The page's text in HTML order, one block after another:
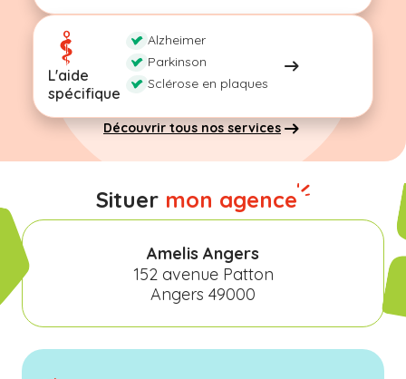
L'aide
spécifique
Alzheimer
Parkinson
Sclérose en plaques
Découvrir tous nos services
Situer mon agence
Amelis Angers
152 avenue Patton
Angers 49000